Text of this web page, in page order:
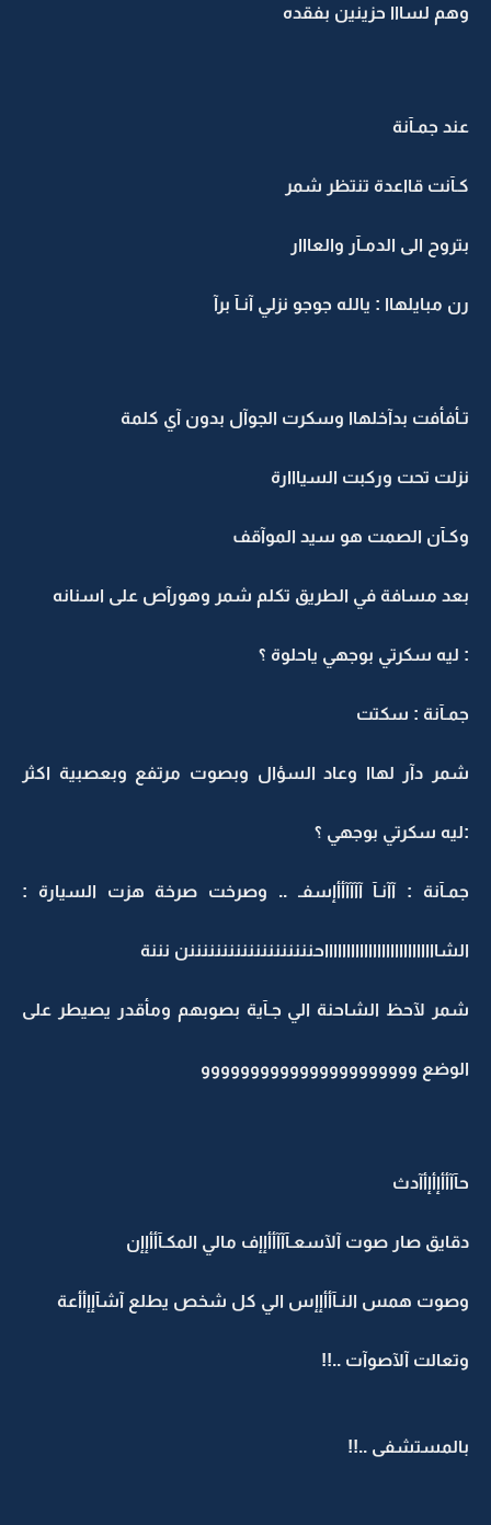
وهم لسااا حزينين بفقده
عند جمـآنة
كـآنت قااعدة تنتظر شمر
بتروح الى الدمـآر والعااار
رن مبايلهاا : يالله جوجو نزلي آنـآ برآ
تـأفأفت بدآخلهاا وسكرت الجوآل بدون آي كلمة
نزلت تحت وركبت السيااارة
وكـآن الصمت هو سيد الموآقف
بعد مسافة في الطريق تكلم شمر وهورآص على اسنانه
: ليه سكرتي بوجهي ياحلوة ؟
جمـآنة : سكتت
شمر دآر لهاا وعاد السؤال وبصوت مرتفع وبعصبية اكثر
:ليه سكرتي بوجهي ؟
جمـآنة : آآنـآ آآآآأأإسفـ .. وصرخت صرخة هزت السيارة :
الشااااااااااااااااااااااااااحنننننننننننننننننننن نننة
شمر لآحظ الشاحنة الي جـآية بصوبهم ومأقدر يصيطر على
الوضع وووووووووووووووووووووو
حآآأأإأإأآدث
دقايق صار صوت آلآسعـآآآأأإإف مالي المكـآأأإإن
وصوت همس النـآأأإإس الي كل شخص يطلع آشآإإأأعة
وتعالت آلآصوآت ..!!
بالمستشفى ..!!